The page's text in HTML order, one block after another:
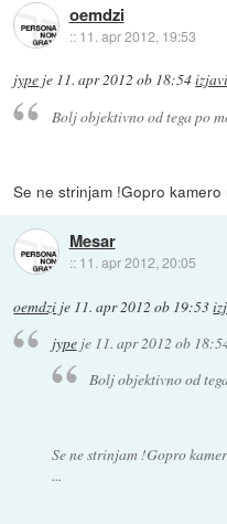
oemdzi
:: 11. apr 2012, 19:53
jype je 11. apr 2012 ob 18:54
Bolj objektivno od tega po
Se ne strinjam !Gopro
Mesar
:: 11. apr 2012, 20:05
oemdzi je 11. apr 2012 ob 19:53
jypeje 11. apr 2012 ob
Bolj objektivno od
Se ne strinjam !Gopro
...